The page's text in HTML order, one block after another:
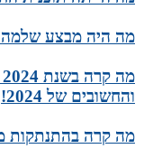
מה היה מבצע
והחשובים של 2024!
מה קרה בהתנתקות